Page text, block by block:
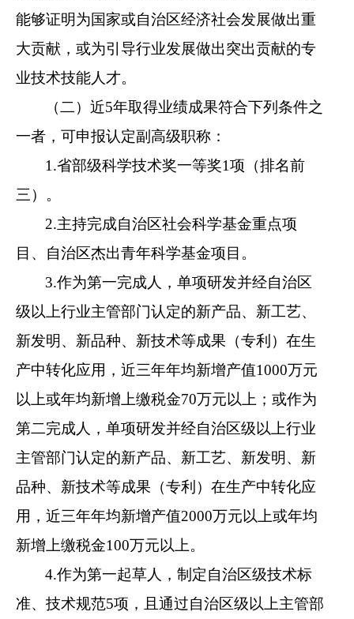
能够证明为国家或自治区经济社会发展做出重
大贡献，或为引导行业发展做出突出贡献的专
业技术技能人才。
（二）近5年取得业绩成果符合下列条件之
一者，可申报认定副高级职称：
1.省部级科学技术奖一等奖1项（排名前
三）。
2.主持完成自治区社会科学基金重点项
目、自治区杰出青年科学基金项目。
3.作为第一完成人，单项研发并经自治区
级以上行业主管部门认定的新产品、新工艺、
新发明、新品种、新技术等成果（专利）在生
产中转化应用，近三年年均新增产值1000万元
以上或年均新增上缴税金70万元以上；或作为
第二完成人，单项研发并经自治区级以上行业
主管部门认定的新产品、新工艺、新发明、新
品种、新技术等成果（专利）在生产中转化应
用，近三年年均新增产值2000万元以上或年均
新增上缴税金100万元以上。
4.作为第一起草人，制定自治区级技术标
准、技术规范5项，且通过自治区级以上主管部